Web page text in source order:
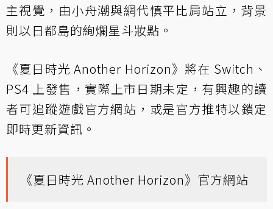
主視覺，由小舟潮與網代慎平比肩站立，背景
則以日都島的絢爛星斗妝點。
《夏日時光 Another Horizon》將在 Switch、
PS4 上發售，實際上市日期未定，有興趣的讀
者可追蹤遊戲官方網站，或是官方推特以鎖定
即時更新資訊。
《夏日時光 Another Horizon》官方網站